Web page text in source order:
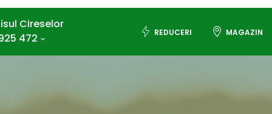
Cireselor
472
REDUCERI MAGAZIN